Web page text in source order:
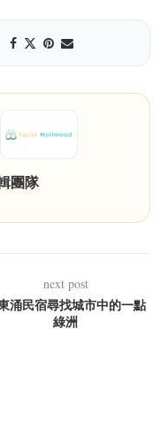
團隊
next post
涌民宿尋找城市中的一點
綠洲